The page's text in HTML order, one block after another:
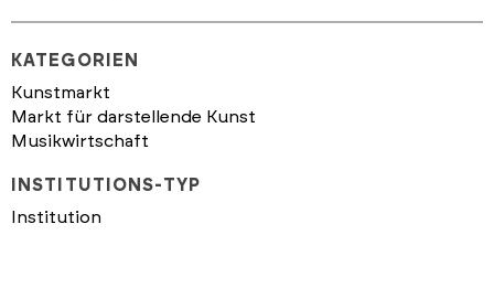
KATEGORIEN
Kunstmarkt
Markt für darstellende Kunst
Musikwirtschaft
INSTITUTIONS-TYP
Institution